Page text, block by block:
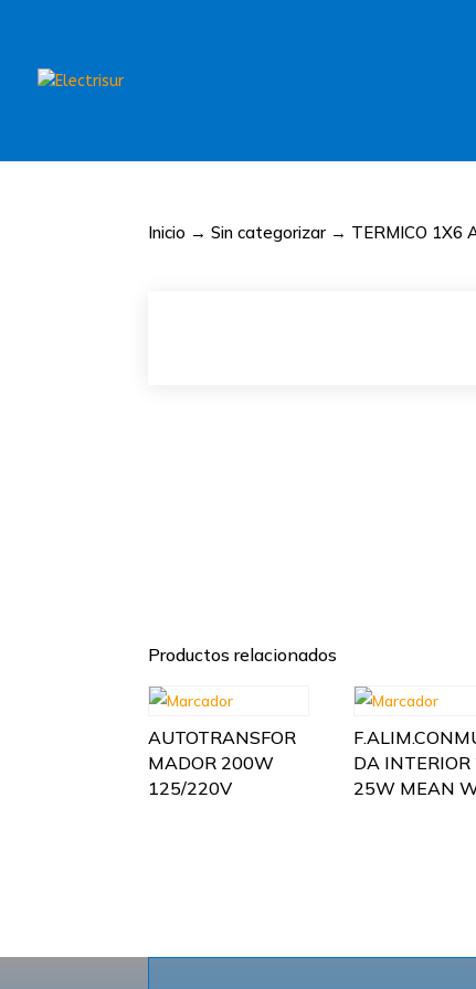
Inicio →Sin categorizar → TERMICO 1X6
Productos relacionados
AUTOTRANSFOR
MADOR 200W
125/220V
DA INTERIOR
25W MEAN